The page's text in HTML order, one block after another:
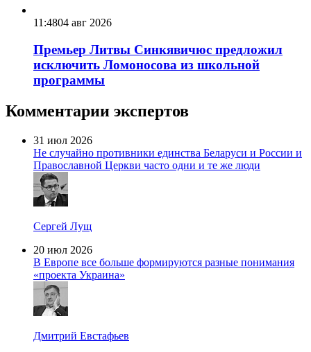
11:4804 авг 2026
Премьер Литвы Синкявичюс предложил
исключить Ломоносова из школьной
программы
Комментарии экспертов
31 июл 2026
Не случайно противники единства Беларуси и России и
Православной Церкви часто одни и те же люди
Сергей Лущ
20 июл 2026
В Европе все больше формируются разные понимания
«проекта Украина»
Дмитрий Евстафьев